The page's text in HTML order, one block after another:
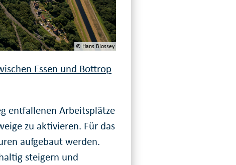
© Hans Blossey
Essen und Bottrop
entfallenen Arbeitsplätze
zu aktivieren. Für das
aufgebaut werden.
steigern und